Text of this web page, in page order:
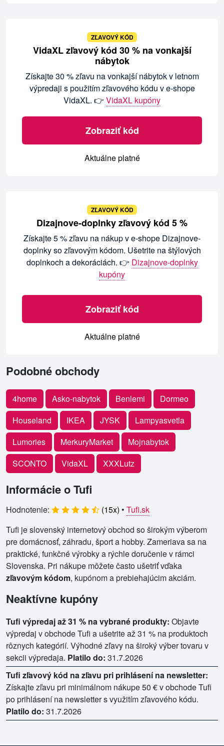
ZĽAVOVÝ KÓD
VidaXL zľavový kód 30 % na vonkajší
nábytok
Získajte 30 % zľavu na vonkajší nábytok v letnom
výpredaji s použitím zľavového kódu v e-shope
VidaXL. 👉 VidaXL kupóny
Zobraziť kód
Aktuálne platné
ZĽAVOVÝ KÓD
Dizajnove-doplnky zľavový kód 5 %
Získajte 5 % zľavu na nákup v e-shope Dizajnove-
doplnky so zľavovým kódom. Ušetrite na štýlových
doplnkoch a dekoráciách. 👉 Dizajnove-doplnky
kupóny
Zobraziť kód
Aktuálne platné
Podobné obchody
4home Asko-nabytok Benlemi
Dormeo
Houseland
IKEA JYSK
Lampyasvetla
Lumories
MerkuryMarket
Mojnabytok
SCONTO
VidaXL XXXLutz
Informácie o Tufi
Hodnotenie: (15x) • Tufi.sk
Tufi je slovenský internetový obchod so širokým výberom
pre domácnosť, záhradu, šport a hobby. Zameriava sa na
praktické, funkčné výrobky a rýchle doručenie v rámci
Slovenska. Pri nákupe môžete často ušetriť vďaka
zľavovým kódom, kupónom a prebiehajúcim akciám.
Neaktívne kupóny
Tufi výpredaj až 31 % na vybrané produkty: Objavte
výpredaj v obchode Tufi a ušetrite až 31 % na produktoch
rôznych kategórií. Výhodné zľavy na široký výber tovaru v
sekcii výpredaja. Platilo do: 31.7.2026
Tufi zľavový kód na zľavu pri prihlásení na newsletter:
Získajte zľavu pri minimálnom nákupe 50 € v obchode Tufi
po prihlásení na newsletter s využitím zľavového kódu.
Platilo do: 31.7.2026